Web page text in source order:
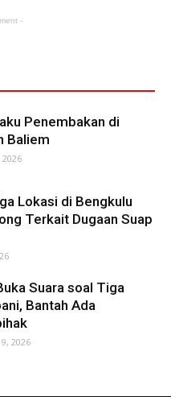
-
Penembakan di
Baliem
Lokasi di Bengkulu
Terkait Dugaan Suap
Suara soal Tiga
Bantah Ada
2026